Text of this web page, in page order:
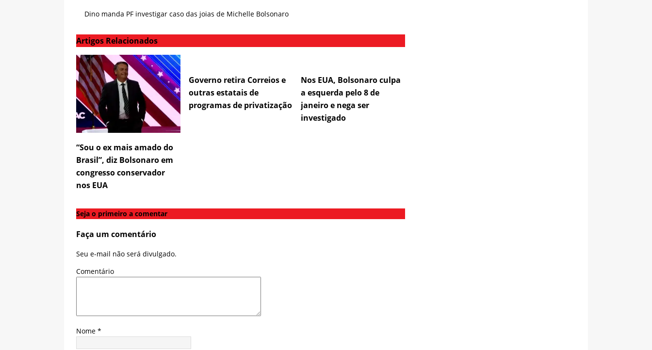
Dino manda PF investigar caso das joias de Michelle Bolsonaro
Artigos Relacionados
“Sou o ex mais amado do
Brasil”, diz Bolsonaro em
congresso conservador
nos EUA
Governo retira Correios e
outras estatais de
programas de privatização
Nos EUA, Bolsonaro culpa
a esquerda pelo 8 de
janeiro e nega ser
investigado
Seja o primeiro a comentar
Faça um comentário
Seu e-mail não será divulgado.
Comentário
Nome *